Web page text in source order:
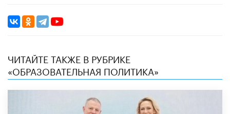
ЧИТАЙТЕ ТАКЖЕ В РУБРИКЕ
«ОБРАЗОВАТЕЛЬНАЯ ПОЛИТИКА»